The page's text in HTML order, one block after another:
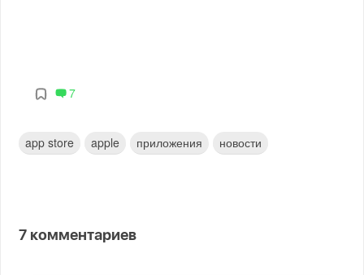
7
app store apple приложения новости
7 комментариев